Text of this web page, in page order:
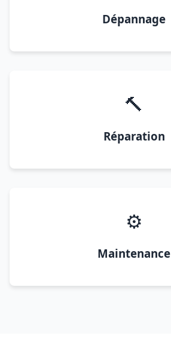
Dépannage
🔨
Réparation
⚙️
Maintenance